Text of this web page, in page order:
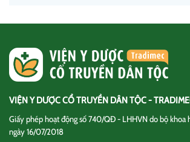
VIỆN Y DƯỢC CỔ TRUYỀN DÂN TỘC -
Giấy phép hoạt động số 740/QĐ - LHHVN do bộ khoa
ngày 16/07/2018